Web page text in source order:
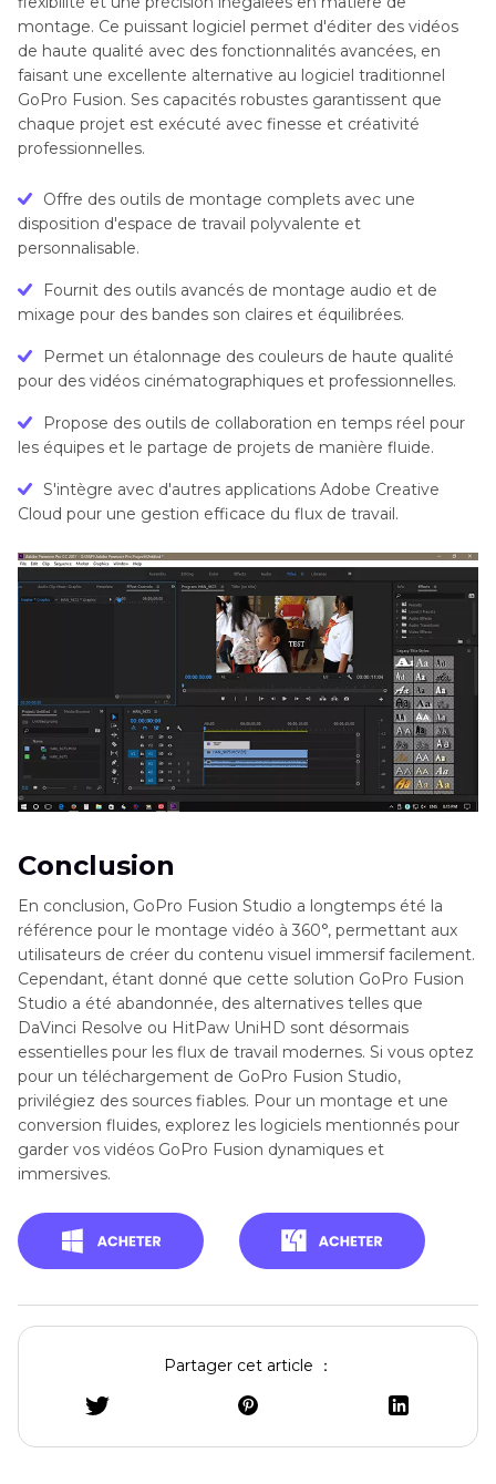
montage. Ce puissant logiciel permet d'éditer des vidéos
de haute qualité avec des fonctionnalités avancées, en
faisant une excellente alternative au logiciel traditionnel
GoPro Fusion. Ses capacités robustes garantissent que
chaque projet est exécuté avec finesse et créativité
professionnelles.
Offre des outils de montage complets avec une
disposition d'espace de travail polyvalente et
personnalisable.
Fournit des outils avancés de montage audio et de
mixage pour des bandes son claires et équilibrées.
Permet un étalonnage des couleurs de haute qualité
pour des vidéos cinématographiques et professionnelles.
Propose des outils de collaboration en temps réel pour
les équipes et le partage de projets de manière fluide.
S'intègre avec d'autres applications Adobe Creative
Cloud pour une gestion efficace du flux de travail.
Conclusion
En conclusion, GoPro Fusion Studio a longtemps été la
référence pour le montage vidéo à 360°, permettant aux
utilisateurs de créer du contenu visuel immersif facilement.
Cependant, étant donné que cette solution GoPro Fusion
Studio a été abandonnée, des alternatives telles que
DaVinci Resolve ou HitPaw UniHD sont désormais
essentielles pour les flux de travail modernes. Si vous optez
pour un téléchargement de GoPro Fusion Studio,
privilégiez des sources fiables. Pour un montage et une
conversion fluides, explorez les logiciels mentionnés pour
garder vos vidéos GoPro Fusion dynamiques et
immersives.
Partager cet article ：